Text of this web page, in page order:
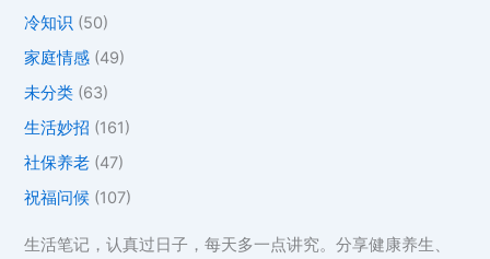
冷知识 (50)
家庭情感 (49)
未分类 (63)
生活妙招 (161)
社保养老 (47)
祝福问候 (107)
生活笔记，认真过日子，每天多一点讲究。分享健康养生、